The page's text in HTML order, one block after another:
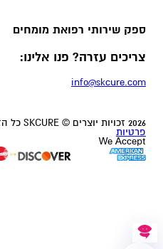
ספק שירותי רפואת מומחים
צריכים עזרה? פנו אלינו:
info@skcure.com
2026 זכויות יוצרים © SKCURE כל הזכויות שמורות.
פרטיות
We Accept